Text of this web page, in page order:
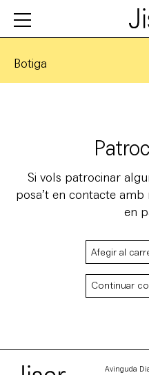
Si vols patrocinar
posa’t en contacte amb
en
Afegir al
Continuar
Botiga
Avinguda